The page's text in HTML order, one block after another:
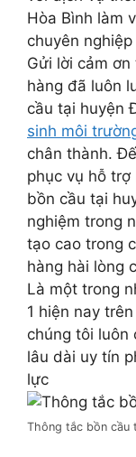
Hòa Bình làm
chuyên
Gửi lời cảm
hàng đã luôn
cầu tại huyện
sinh môi
chân thành.
phục vụ hỗ
bồn cầu tại
nghiệm trong
tạo cao trong
hàng hài lòng
Là một trong
1 hiện nay
chúng tôi luôn
lâu dài uy tín
lực
Thông tắc bồn cầu